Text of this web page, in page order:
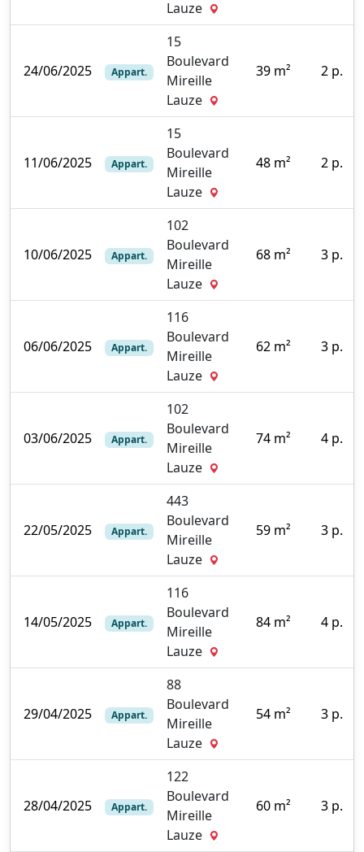
Lauze
24/06/2025 Appart.
15
Boulevard
Mireille
Lauze
39 m² 2 p.
11/06/2025 Appart.
15
Boulevard
Mireille
Lauze
48 m² 2 p.
10/06/2025 Appart.
102
Boulevard
Mireille
Lauze
68 m² 3 p.
06/06/2025 Appart.
116
Boulevard
Mireille
Lauze
62 m² 3 p.
03/06/2025 Appart.
102
Boulevard
Mireille
Lauze
74 m² 4 p.
22/05/2025 Appart.
443
Boulevard
Mireille
Lauze
59 m² 3 p.
14/05/2025 Appart.
116
Boulevard
Mireille
Lauze
84 m² 4 p.
29/04/2025 Appart.
88
Boulevard
Mireille
Lauze
54 m² 3 p.
28/04/2025 Appart.
122
Boulevard
Mireille
Lauze
60 m² 3 p.